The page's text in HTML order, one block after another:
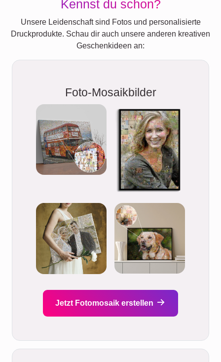
Kennst du schon?
Unsere Leidenschaft sind Fotos und personalisierte
Druckprodukte. Schau dir auch unsere anderen kreativen
Geschenkideen an:
Foto-Mosaikbilder
Jetzt Fotomosaik erstellen